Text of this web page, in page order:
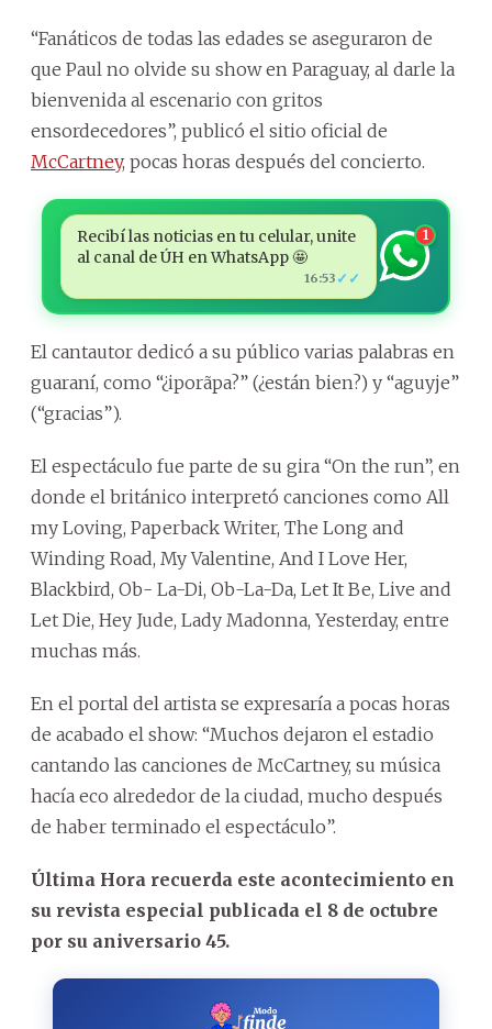
“Fanáticos de todas las edades se aseguraron de
que Paul no olvide su show en Paraguay, al darle la
bienvenida al escenario con gritos
ensordecedores”, publicó el sitio oficial de
McCartney, pocas horas después del concierto.
Recibí las noticias en tu celular, unite
al canal de ÚH en WhatsApp 🤩
16:53 ✓✓
1
El cantautor dedicó a su público varias palabras en
guaraní, como “¿iporãpa?” (¿están bien?) y “aguyje”
(“gracias”).
El espectáculo fue parte de su gira “On the run”, en
donde el británico interpretó canciones como All
my Loving, Paperback Writer, The Long and
Winding Road, My Valentine, And I Love Her,
Blackbird, Ob- La-Di, Ob-La-Da, Let It Be, Live and
Let Die, Hey Jude, Lady Madonna, Yesterday, entre
muchas más.
En el portal del artista se expresaría a pocas horas
de acabado el show: “Muchos dejaron el estadio
cantando las canciones de McCartney, su música
hacía eco alrededor de la ciudad, mucho después
de haber terminado el espectáculo”.
Última Hora recuerda este acontecimiento en
su revista especial publicada el 8 de octubre
por su aniversario 45.